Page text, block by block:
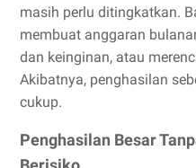
masih perlu ditingkatkan.
membuat anggaran
dan keinginan, atau
Akibatnya, penghasilan
cukup.
Penghasilan Besar